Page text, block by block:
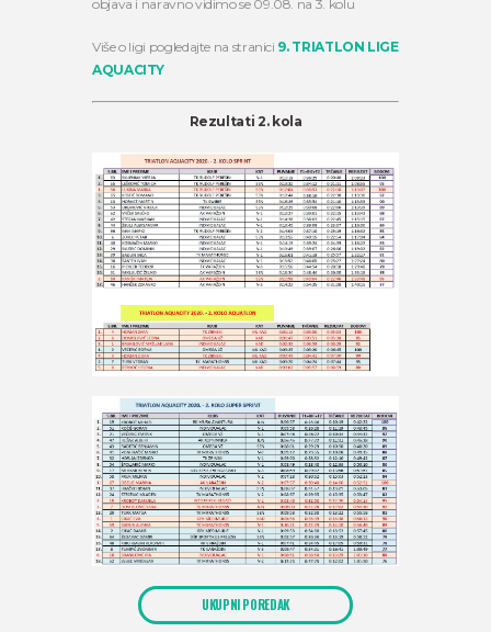
objava i naravno vidimo se 09.08. na 3. kolu
Više o ligi pogledajte na stranici 9. TRIATLON LIGE
AQUACITY
Rezultati 2. kola
UKUPNI POREDAK